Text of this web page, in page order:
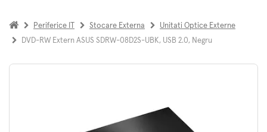
Periferice IT Stocare Externa
Unitati Optice Externe
DVD-RW Extern ASUS SDRW-08D2S-UBK, USB 2.0, Negru